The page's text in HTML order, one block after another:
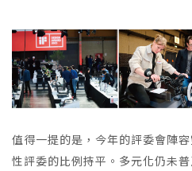
值得一提的是，今年的評委會陣
性評委的比例持平。多元化仍未